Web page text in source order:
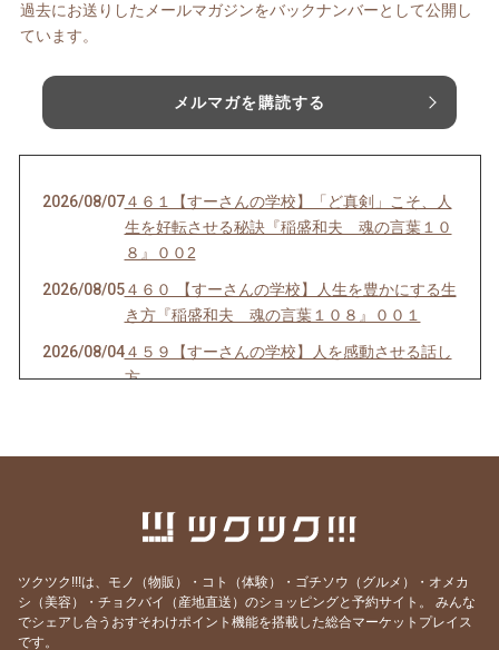
過去にお送りしたメールマガジンをバックナンバーとして公開し
ています。
メルマガを購読する
2026/08/07４６１【すーさんの学校】「ど真剣」こそ、人
生を好転させる秘訣『稲盛和夫 魂の言葉１０
８』００2
2026/08/05４６０ 【すーさんの学校】人生を豊かにする生
き方『稲盛和夫 魂の言葉１０８』００１
2026/08/04４５９【すーさんの学校】人を感動させる話し
方
４５６【すーさんの学校】「知覚動考（ともか
2026/07/31４５５【すーさんの学校】心にスニーカーをは
いて
ツクツク!!!は、モノ（物販）・コト（体験）・ゴチソウ（グルメ）・オメカ
シ（美容）・チョクバイ（産地直送）のショッピングと予約サイト。
みんな
でシェアし合うおすそわけポイント機能を搭載した総合マーケットプレイス
です。